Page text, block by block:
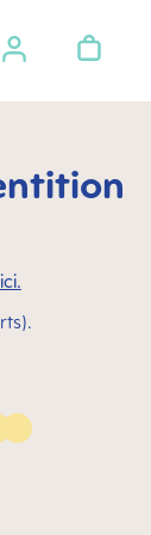
Sunlight
augmenter ou